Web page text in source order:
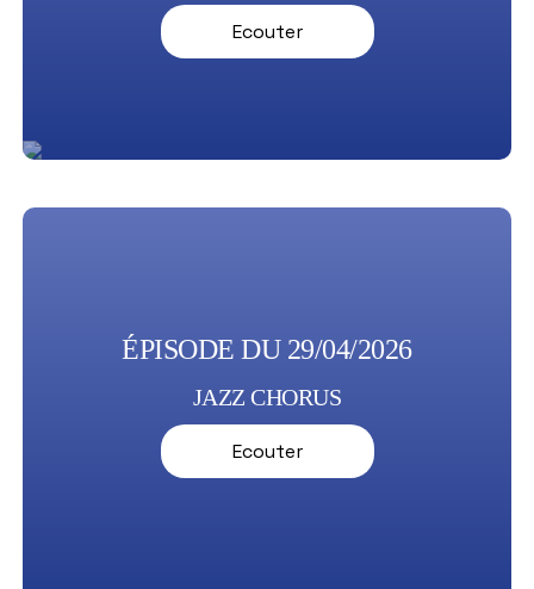
Ecouter
ÉPISODE DU 29/04/2026
JAZZ CHORUS
Ecouter